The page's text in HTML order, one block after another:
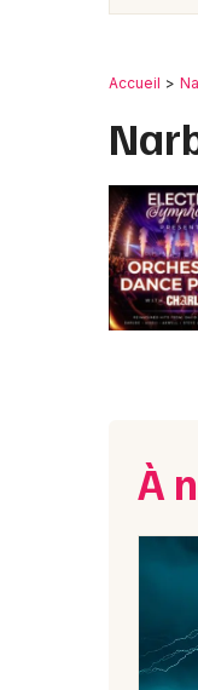
Accueil
À